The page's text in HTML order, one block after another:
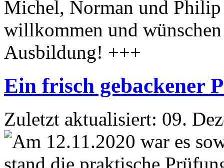
Ein frisch gebackener
Zuletzt aktualisiert: 09.